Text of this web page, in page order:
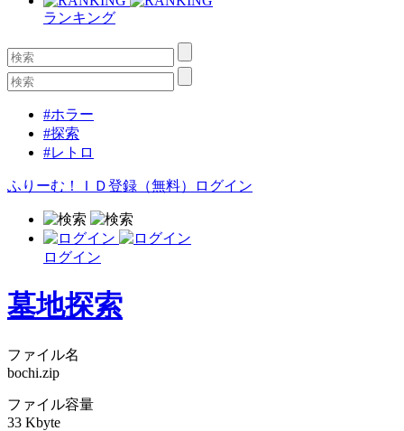
ランキング
#ホラー
#探索
#レトロ
ふりーむ！ＩＤ登録（無料） ログイン
ログイン
墓地探索
ファイル名
bochi.zip
ファイル容量
33 Kbyte